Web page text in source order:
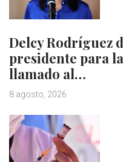
Delcy Rodríguez
presidente para
llamado al…
8 agosto, 2026